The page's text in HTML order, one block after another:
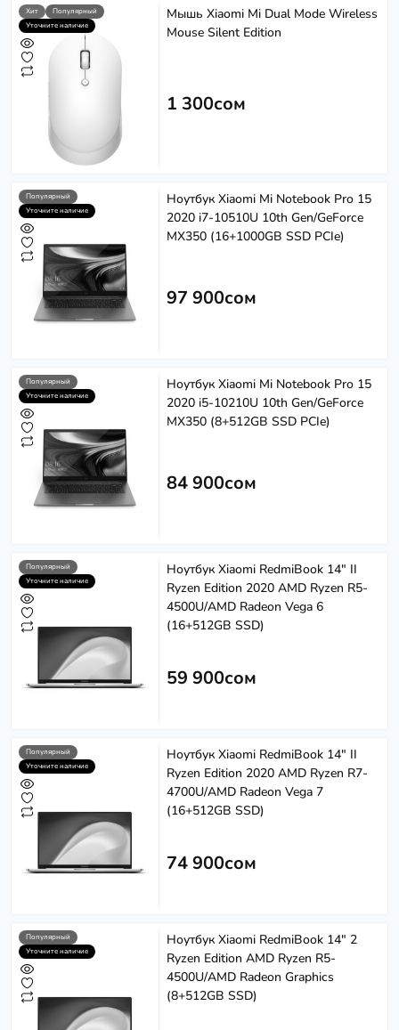
Хит
Популярный
Уточните наличие
Мышь Xiaomi Mi Dual Mode Wireless
Mouse Silent Edition
1 300сом
Популярный
Уточните наличие
Ноутбук Xiaomi Mi Notebook Pro 15
2020 i7-10510U 10th Gen/GeForce
MX350 (16+1000GB SSD PCIe)
97 900сом
Популярный
Уточните наличие
Ноутбук Xiaomi Mi Notebook Pro 15
2020 i5-10210U 10th Gen/GeForce
MX350 (8+512GB SSD PCIe)
84 900сом
Популярный
Уточните наличие
Ноутбук Xiaomi RedmiBook 14" II
Ryzen Edition 2020 AMD Ryzen R5-
4500U/AMD Radeon Vega 6
(16+512GB SSD)
59 900сом
Популярный
Уточните наличие
Ноутбук Xiaomi RedmiBook 14" II
Ryzen Edition 2020 AMD Ryzen R7-
4700U/AMD Radeon Vega 7
(16+512GB SSD)
74 900сом
Популярный
Уточните наличие
Ноутбук Xiaomi RedmiBook 14" 2
Ryzen Edition AMD Ryzen R5-
4500U/AMD Radeon Graphics
(8+512GB SSD)